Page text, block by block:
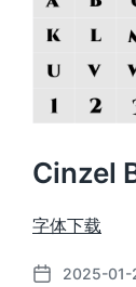
Cinzel
字体下载
2025-01-